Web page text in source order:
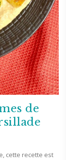
de
cette recette est